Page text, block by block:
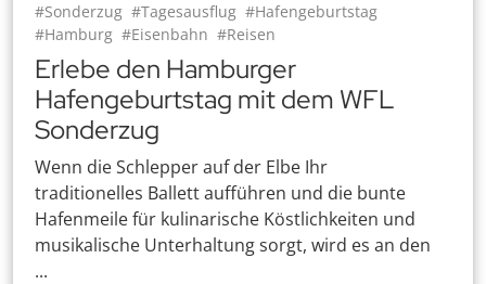
#Sonderzug #Tagesausflug #Hafengeburtstag
#Hamburg #Eisenbahn #Reisen
Erlebe den Hamburger
Hafengeburtstag mit dem WFL
Sonderzug
Wenn die Schlepper auf der Elbe Ihr
traditionelles Ballett aufführen und die bunte
Hafenmeile für kulinarische Köstlichkeiten und
musikalische Unterhaltung sorgt, wird es an den
...